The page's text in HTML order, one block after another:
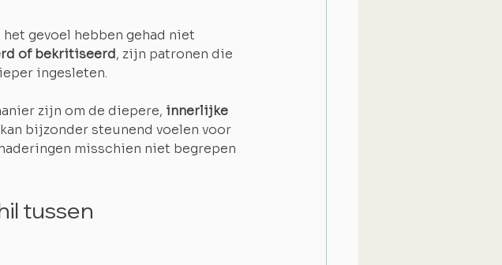
gevoel hebben gehad niet
of bekritiseerd, zijn patronen die
ingesleten.
zijn om de diepere, innerlijke
bijzonder steunend voelen voor
misschien niet begrepen
tussen